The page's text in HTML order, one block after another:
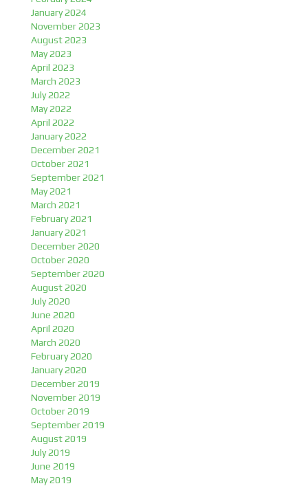
January 2024
November 2023
August 2023
May 2023
April 2023
March 2023
July 2022
May 2022
April 2022
January 2022
December 2021
October 2021
September 2021
May 2021
March 2021
February 2021
January 2021
December 2020
October 2020
September 2020
August 2020
July 2020
June 2020
April 2020
March 2020
February 2020
January 2020
December 2019
November 2019
October 2019
September 2019
August 2019
July 2019
June 2019
May 2019